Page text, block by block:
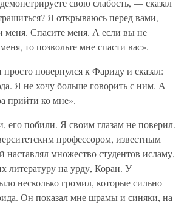
свою слабость, — сказал
Я открываюсь перед вами,
меня. Спасите меня. А если вы не
то позвольте мне спасти вас».
повернулся к Фариду и сказал:
Я не хочу больше говорить с ним. А
прийти ко мне».
его побили. Я своим глазам не поверил.
профессором, известным
множество студентов исламу,
литературу на урду, Коран. У
несколько громил, которые сильно
Он показал мне шрамы и синяки, на